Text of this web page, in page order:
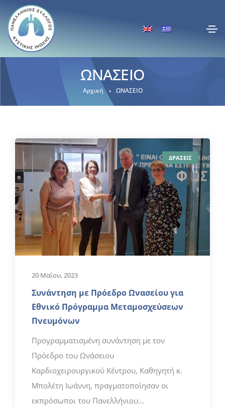
ΩΝΑΣΕΙΟ
Αρχική ΩΝΑΣΕΙΟ
ΔΡΑΣΕΙΣ
20 Μαΐου, 2023
Συνάντηση με Πρόεδρο Ωνασείου για
Εθνικό Πρόγραμμα Μεταμοσχεύσεων
Πνευμόνων
Προγραμματισμένη συνάντηση με τον
Πρόεδρο του Ωνάσειου
Καρδιοχειρουργικού Κέντρου, Καθηγητή κ.
Μπολέτη Ιωάννη, πραγματοποίησαν οι
εκπρόσωποι του Πανελλήνιου...